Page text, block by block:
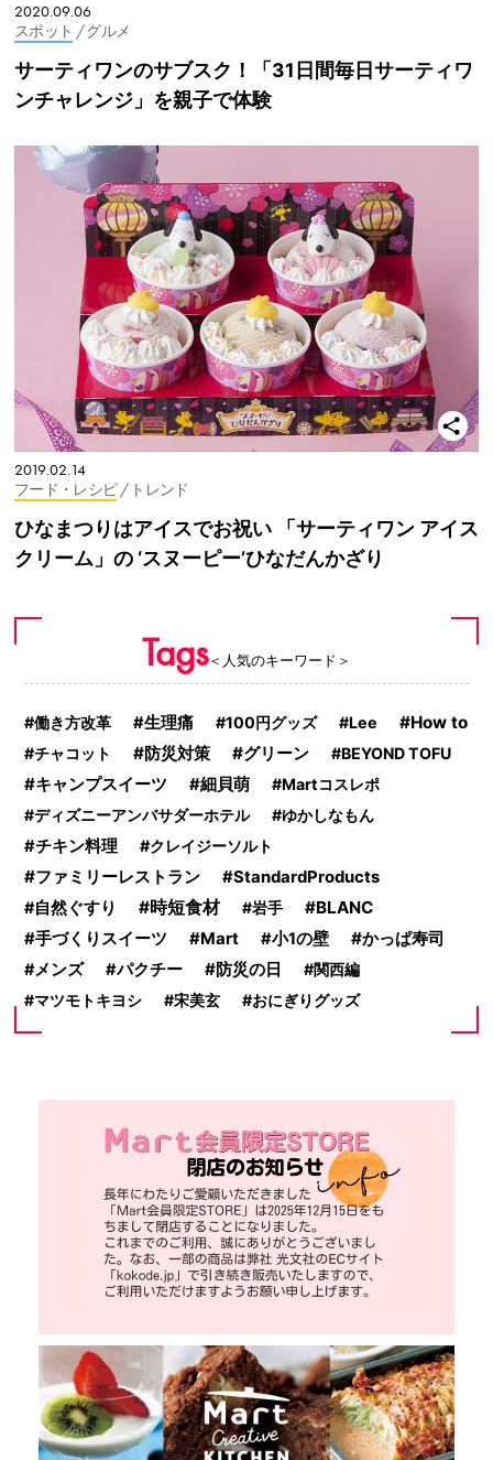
2020.09.06
スポット / グルメ
サーティワンのサブスク！「31日間毎日サーティワ
ンチャレンジ」を親子で体験
2019.02.14
フード・レシピ / トレンド
ひなまつりはアイスでお祝い 「サーティワン アイス
クリーム」の ‘スヌーピー’ひなだんかざり
Tags＜人気のキーワード＞
働き方改革 生理痛 100円グッズ Lee How to
チャコット 防災対策 グリーン BEYOND TOFU
キャンプスイーツ 細貝萌
Martコスレポ
ディズニーアンバサダーホテル
ゆかしなもん
チキン料理 クレイジーソルト
ファミリーレストラン
StandardProducts
自然ぐすり
時短食材 岩手 BLANC
手づくりスイーツ Mart 小1の壁 かっぱ寿司
メンズ パクチー 防災の日
関西編
マツモトキヨシ
宋美玄 おにぎりグッズ